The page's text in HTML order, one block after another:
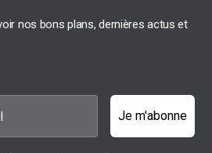
attentes en termes de puissance, de
et d'entretien quotidien.
d'appoint
nos bons plans, dernières actus et
Je m'abonne